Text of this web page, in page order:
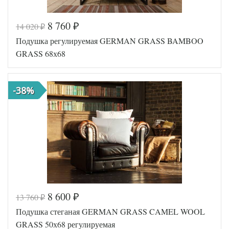
Код товара
577-326
Артикул
GG-98509
Производитель
German
Grass
(Австрия)
Код товара
Артикул
GG-169120
Плотность
Регулируемая
14 020₽ 8 760 ₽
Подушка регулируемая GERMAN GRASS BAMBOO
GRASS 68х68
-38%
13 760₽ 8 600 ₽
Подушка стеганая GERMAN GRASS CAMEL WOOL
GRASS 50х68 регулируемая